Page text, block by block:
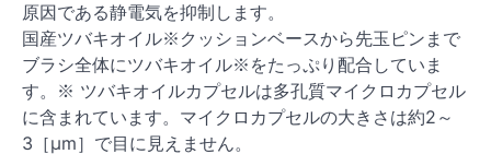
原因である静電気を抑制します。
国産ツバキオイル※クッションベースから先玉ピンまで
ブラシ全体にツバキオイル※をたっぷり配合していま
す。※ ツバキオイルカプセルは多孔質マイクロカプセル
に含まれています。マイクロカプセルの大きさは約2～
3［μm］で目に見えません。